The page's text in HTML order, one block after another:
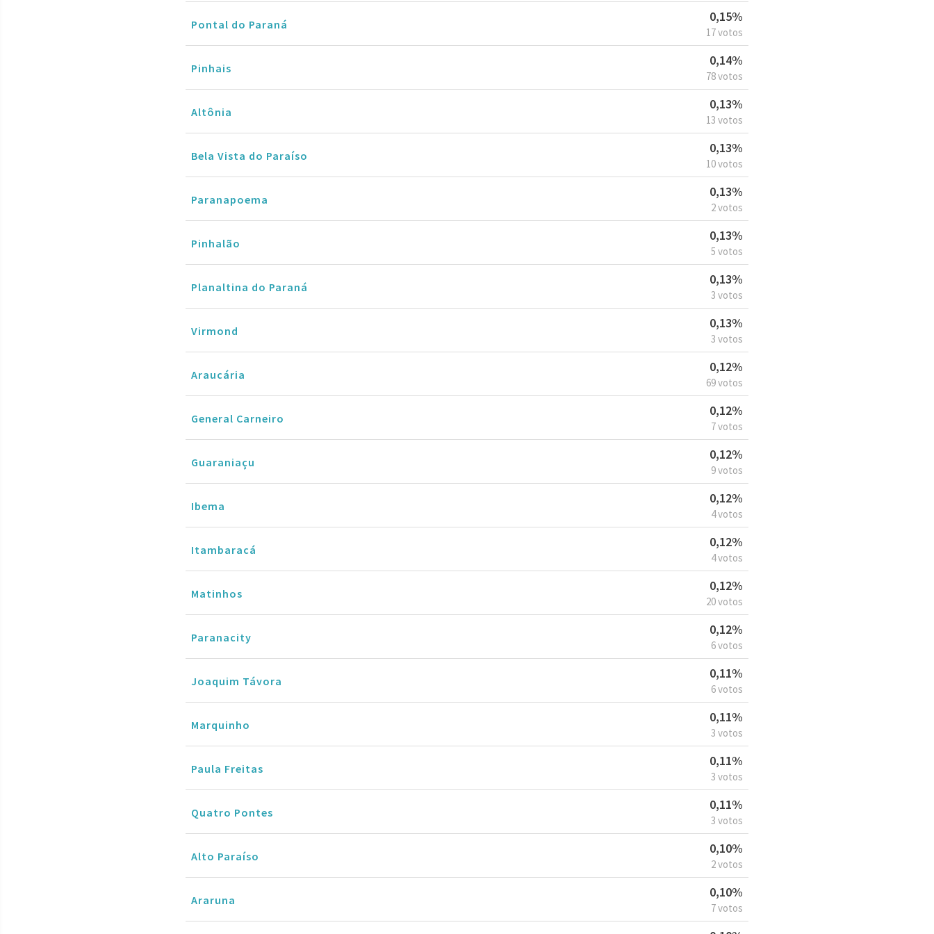
Pontal do Paraná
0,15%
17 votos
Pinhais
0,14%
78 votos
Altônia
0,13%
13 votos
Bela Vista do Paraíso
0,13%
10 votos
Paranapoema
0,13%
2 votos
Pinhalão
0,13%
5 votos
Planaltina do Paraná
0,13%
3 votos
Virmond
0,13%
3 votos
Araucária
0,12%
69 votos
General Carneiro
0,12%
7 votos
Guaraniaçu
0,12%
9 votos
Ibema
0,12%
4 votos
Itambaracá
0,12%
4 votos
Matinhos
0,12%
20 votos
Paranacity
0,12%
6 votos
Joaquim Távora
0,11%
6 votos
Marquinho
0,11%
3 votos
Paula Freitas
0,11%
3 votos
Quatro Pontes
0,11%
3 votos
Alto Paraíso
0,10%
2 votos
Araruna
0,10%
7 votos